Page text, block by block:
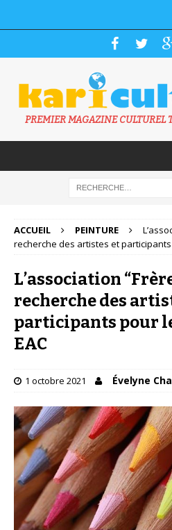
PREMIER MAGAZINE CULTUREL
ACCUEIL PEINTURE
recherche des artistes et
L’association
recherche des
participants pour
EAC
1 octobre 2021 Évelyne